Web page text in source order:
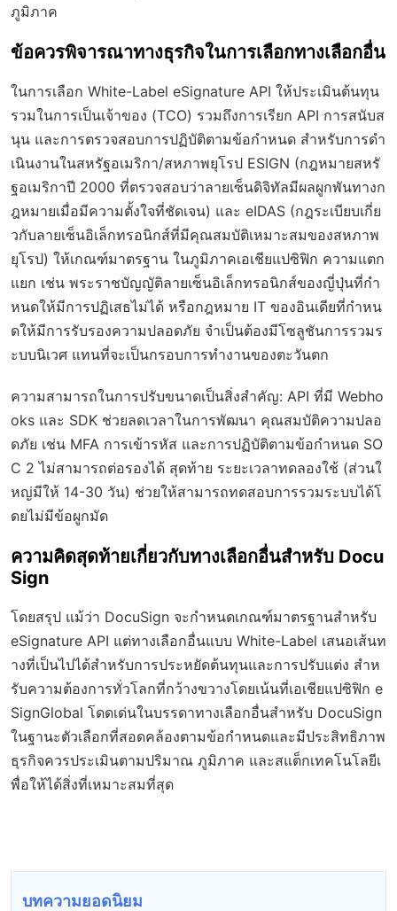
ภูมิภาค
ข้อควรพิจารณาทางธุรกิจในการเลือกทางเลือกอื่น
ในการเลือก White-Label eSignature API ให้ประเมินต้นทุน
รวมในการเป็นเจ้าของ (TCO) รวมถึงการเรียก API การสนับส
นุน และการตรวจสอบการปฏิบัติตามข้อกำหนด สำหรับการดำ
เนินงานในสหรัฐอเมริกา/สหภาพยุโรป ESIGN (กฎหมายสหรั
ฐอเมริกาปี 2000 ที่ตรวจสอบว่าลายเซ็นดิจิทัลมีผลผูกพันทางก
ฎหมายเมื่อมีความตั้งใจที่ชัดเจน) และ eIDAS (กฎระเบียบเกี่ย
วกับลายเซ็นอิเล็กทรอนิกส์ที่มีคุณสมบัติเหมาะสมของสหภาพ
ยุโรป) ให้เกณฑ์มาตรฐาน ในภูมิภาคเอเชียแปซิฟิก ความแตก
แยก เช่น พระราชบัญญัติลายเซ็นอิเล็กทรอนิกส์ของญี่ปุ่นที่กำ
หนดให้มีการปฏิเสธไม่ได้ หรือกฎหมาย IT ของอินเดียที่กำหน
ดให้มีการรับรองความปลอดภัย จำเป็นต้องมีโซลูชันการรวมร
ะบบนิเวศ แทนที่จะเป็นกรอบการทำงานของตะวันตก
ความสามารถในการปรับขนาดเป็นสิ่งสำคัญ: API ที่มี Webho
oks และ SDK ช่วยลดเวลาในการพัฒนา คุณสมบัติความปลอ
ดภัย เช่น MFA การเข้ารหัส และการปฏิบัติตามข้อกำหนด SO
C 2 ไม่สามารถต่อรองได้ สุดท้าย ระยะเวลาทดลองใช้ (ส่วนใ
หญ่มีให้ 14-30 วัน) ช่วยให้สามารถทดสอบการรวมระบบได้โ
ดยไม่มีข้อผูกมัด
ความคิดสุดท้ายเกี่ยวกับทางเลือกอื่นสำหรับ Docu
Sign
โดยสรุป แม้ว่า DocuSign จะกำหนดเกณฑ์มาตรฐานสำหรับ
eSignature API แต่ทางเลือกอื่นแบบ White-Label เสนอเส้นท
างที่เป็นไปได้สำหรับการประหยัดต้นทุนและการปรับแต่ง สำห
รับความต้องการทั่วโลกที่กว้างขวางโดยเน้นที่เอเชียแปซิฟิก e
SignGlobal โดดเด่นในบรรดาทางเลือกอื่นสำหรับ DocuSign
ในฐานะตัวเลือกที่สอดคล้องตามข้อกำหนดและมีประสิทธิภาพ
ธุรกิจควรประเมินตามปริมาณ ภูมิภาค และสแต็กเทคโนโลยีเ
พื่อให้ได้สิ่งที่เหมาะสมที่สุด
บทความยอดนิยม